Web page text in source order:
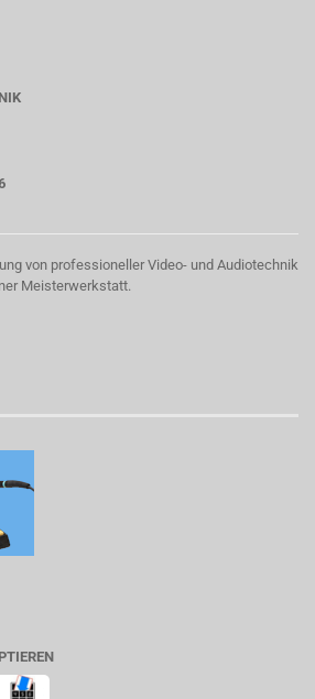
von professioneller Video- und Audiotechnik
Meisterwerkstatt.